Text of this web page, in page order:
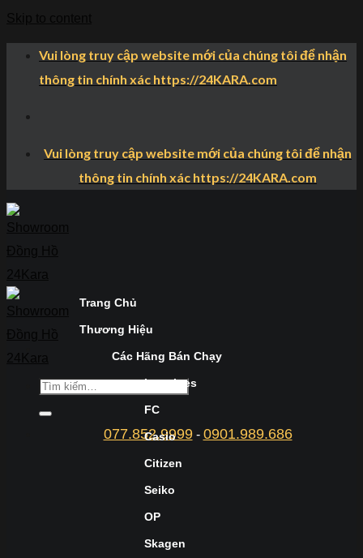
Vui lòng truy cập website mới của chúng tôi để nhận
thông tin chính xác https://24KARA.com
Vui lòng truy cập website mới của chúng tôi để nhận
thông tin chính xác https://24KARA.com
077.852.9999- 0901.989.686
Trang Chủ
Thương Hiệu
Các Hãng Bán Chạy
Longines
FC
Casio
Citizen
Seiko
OP
Skagen